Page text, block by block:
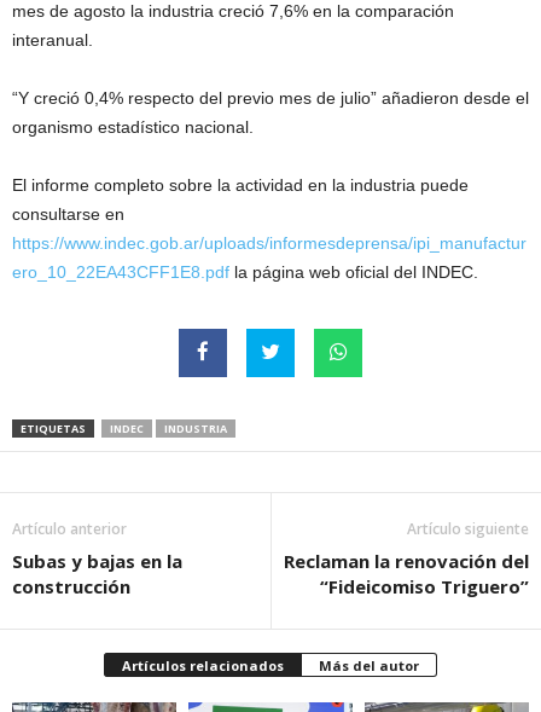
mes de agosto la industria creció 7,6% en la comparación
interanual.
“Y creció 0,4% respecto del previo mes de julio” añadieron desde el
organismo estadístico nacional.
El informe completo sobre la actividad en la industria puede
consultarse en
https://www.indec.gob.ar/uploads/informesdeprensa/ipi_manufactur
ero_10_22EA43CFF1E8.pdf la página web oficial del INDEC.
ETIQUETAS INDEC INDUSTRIA
Artículo anterior
Subas y bajas en la
construcción
Artículo siguiente
Reclaman la renovación del
“Fideicomiso Triguero”
Artículos relacionados Más del autor